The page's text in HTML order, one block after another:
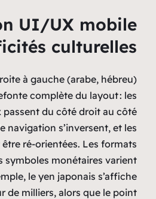
Adaptation
aux
La lecture de droite à
impose une refonte
menus latéraux
gauche, les icônes de
animations doivent être
de date et les
également ; par exemple,
sans séparateur de